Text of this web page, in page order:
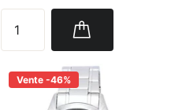
Vente -46%